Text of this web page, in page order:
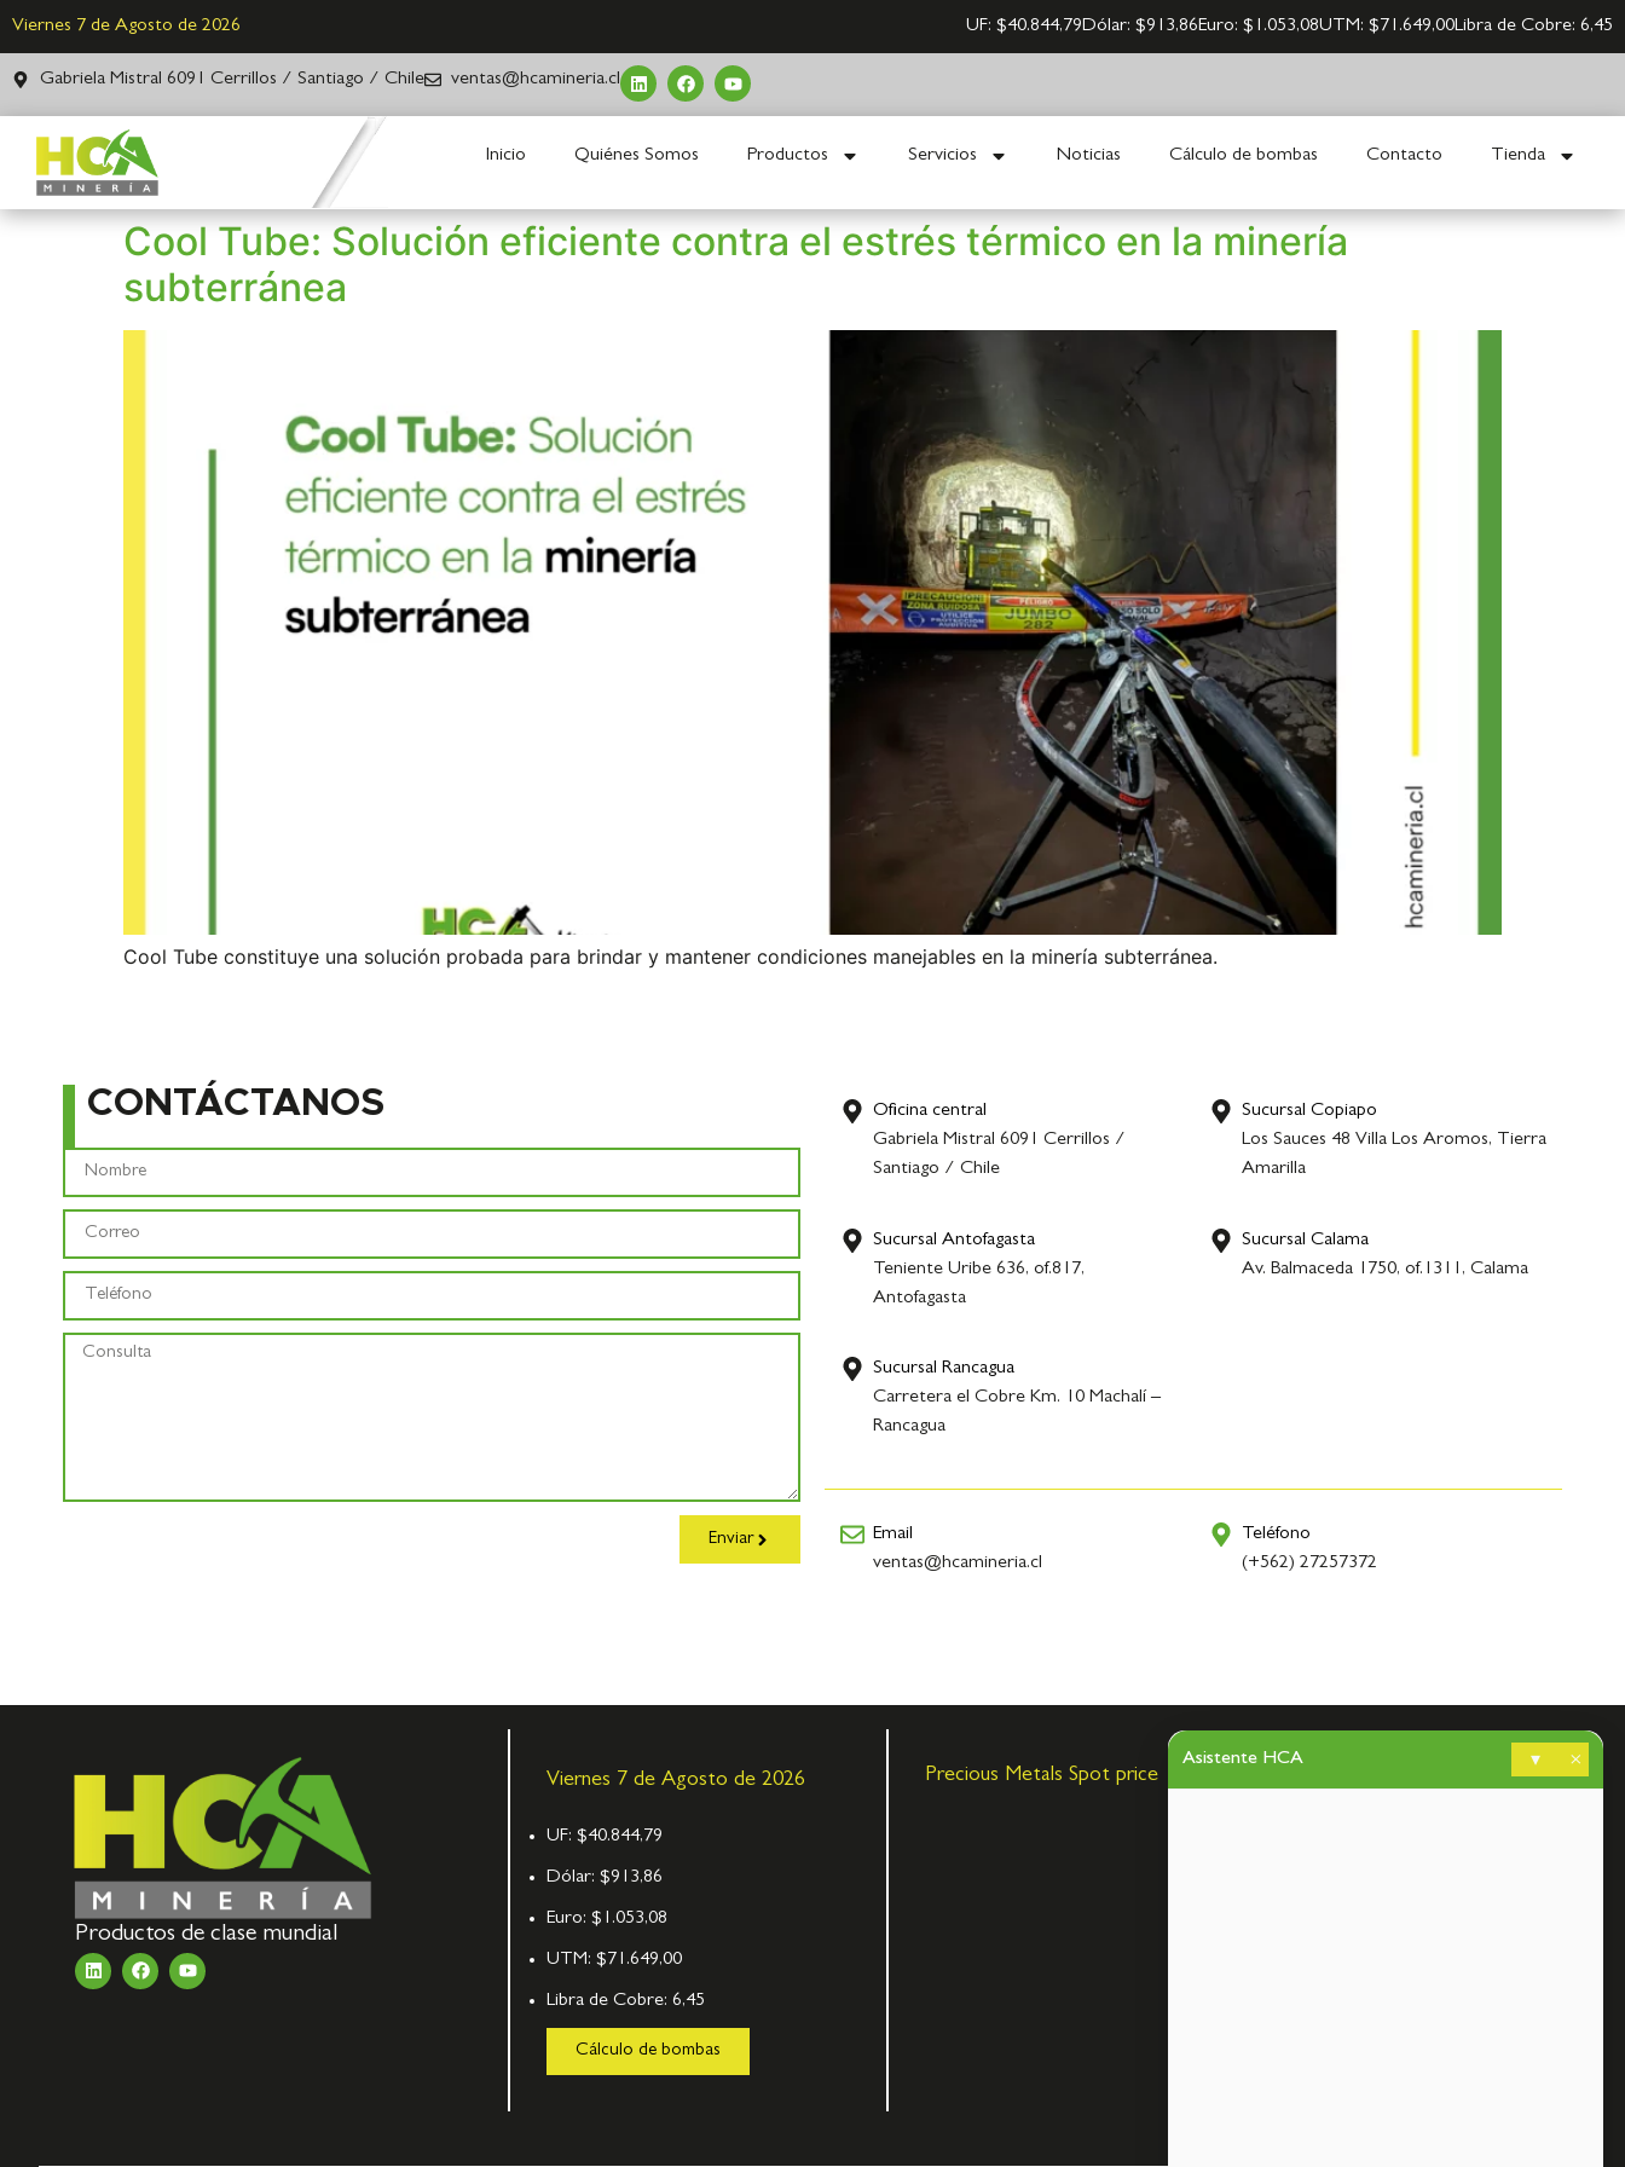
Viernes 7 de Agosto de 2026 UF: $40.844,79Dólar: $913,86Euro: $1.053,08UTM: $71.649,00Libra de Cobre: 6,45
Gabriela Mistral 6091 Cerrillos / Santiago / Chile ventas@hcamineria.cl
Inicio Quiénes Somos Productos Servicios Noticias Cálculo de bombas Contacto Tienda
Asistente HCA ▾ ×
Cool Tube: Solución eficiente contra el estrés térmico en la minería
subterránea
Cool Tube constituye una solución probada para brindar y mantener condiciones manejables en la minería subterránea.
CONTÁCTANOS
Enviar
Oficina central
Gabriela Mistral 6091 Cerrillos /
Santiago / Chile
Sucursal Copiapo
Los Sauces 48 Villa Los Aromos, Tierra
Amarilla
Sucursal Antofagasta
Teniente Uribe 636, of.817,
Antofagasta
Sucursal Calama
Av. Balmaceda 1750, of.1311, Calama
Sucursal Rancagua
Carretera el Cobre Km. 10 Machalí –
Rancagua
Email
ventas@hcamineria.cl
Teléfono
(+562) 27257372
Productos de clase mundial
Viernes 7 de Agosto de 2026
UF: $40.844,79
Dólar: $913,86
Euro: $1.053,08
UTM: $71.649,00
Libra de Cobre: 6,45
Cálculo de bombas
Precious Metals Spot price